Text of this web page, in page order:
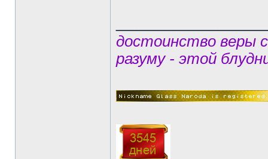
достоинство веры
разуму - этой